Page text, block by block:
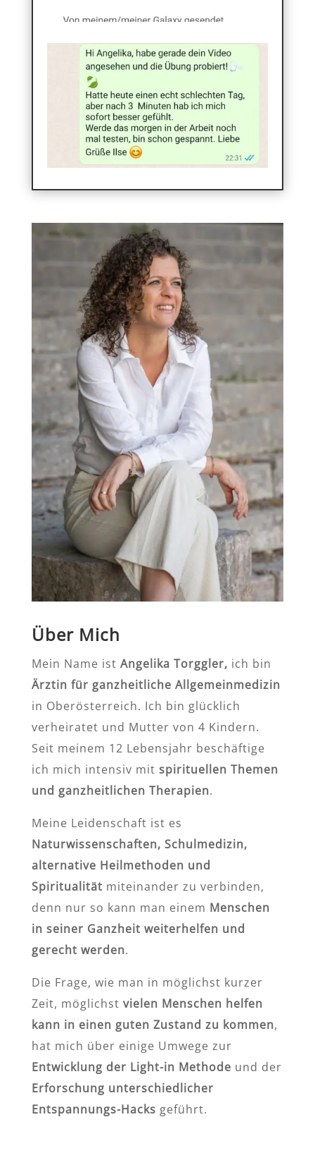
Über Mich
Mein Name ist Angelika Torggler, ich bin
Ärztin für ganzheitliche Allgemeinmedizin
in Oberösterreich. Ich bin glücklich
verheiratet und Mutter von 4 Kindern.
Seit meinem 12 Lebensjahr beschäftige
ich mich intensiv mit spirituellen Themen
und ganzheitlichen Therapien.
Meine Leidenschaft ist es
Naturwissenschaften, Schulmedizin,
alternative Heilmethoden und
Spiritualität miteinander zu verbinden,
denn nur so kann man einem Menschen
in seiner Ganzheit weiterhelfen und
gerecht werden.
Die Frage, wie man in möglichst kurzer
Zeit, möglichst vielen Menschen helfen
kann in einen guten Zustand zu kommen,
hat mich über einige Umwege zur
Entwicklung der Light-in Methode und der
Erforschung unterschiedlicher
Entspannungs-Hacks geführt.